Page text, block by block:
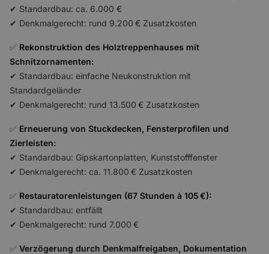
✔ Standardbau: ca. 6.000 €
✔ Denkmalgerecht: rund 9.200 € Zusatzkosten
✅ Rekonstruktion des Holztreppenhauses mit
Schnitzornamenten:
✔ Standardbau: einfache Neukonstruktion mit
Standardgeländer
✔ Denkmalgerecht: rund 13.500 € Zusatzkosten
✅ Erneuerung von Stuckdecken, Fensterprofilen und
Zierleisten:
✔ Standardbau: Gipskartonplatten, Kunststofffenster
✔ Denkmalgerecht: ca. 11.800 € Zusatzkosten
✅ Restauratorenleistungen (67 Stunden à 105 €):
✔ Standardbau: entfällt
✔ Denkmalgerecht: rund 7.000 €
✅ Verzögerung durch Denkmalfreigaben, Dokumentation